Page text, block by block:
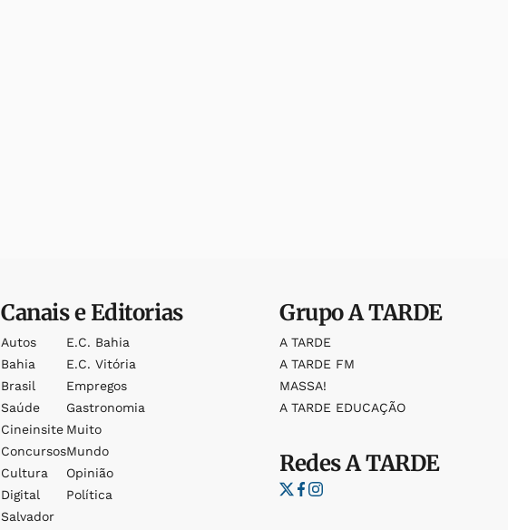
Canais e Editorias
Autos
Bahia
Brasil
Saúde
Cineinsite
Concursos
Cultura
Digital
Salvador
E.c. Bahia
E.c. Vitória
Empregos
Gastronomia
Muito
Mundo
Opinião
Política
GrupoA TARDE
A TARDE
A TARDE FM
MASSA!
A TARDE EDUCAÇÃO
RedesA TARDE